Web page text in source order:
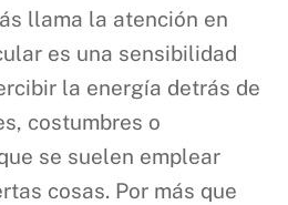
llama la atención en
es una sensibilidad
la energía detrás de
costumbres o
se suelen emplear
cosas. Por más que